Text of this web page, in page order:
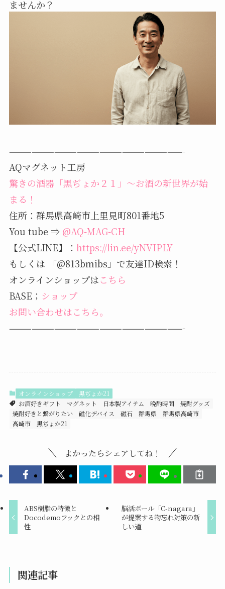
ませんか？
———————————————————————-
AQマグネット工房
驚きの酒器「黒ぢょか２１」～お酒の新世界が始
まる！
住所：群馬県高崎市上里見町801番地5
You tube ⇒ @AQ-MAG-CH
【公式LINE】： https://lin.ee/yNVIPLY
もしくは 「@813bmibs」で友達ID検索！
オンラインショップはこちら
BASE； ショップ
お問い合わせはこちら。
———————————————————————-
オンラインショップ
黒ぢょか21
お酒好きギフト
マグネット 日本製アイテム 晩酌時間
焼酎グッズ
焼酎好きと繋がりたい
磁化デバイス 磁石 群馬県
群馬県高崎市
高崎市
黒ぢょか21
よかったらシェアしてね！
ABS樹脂の特徴と
Docodemoフックとの相
性
脳活ボール「C-nagara」
が提案する物忘れ対策の新
しい道
関連記事